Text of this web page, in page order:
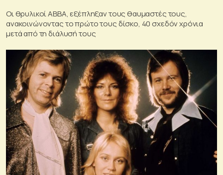
Oι θρυλικοί AΒΒA, εξέπληξαν τους θαυμαστές τους,
ανακοινώνοντας το πρώτο τους δίσκο, 40 σχεδόν χρόνια
μετά από τη διάλυσή τους